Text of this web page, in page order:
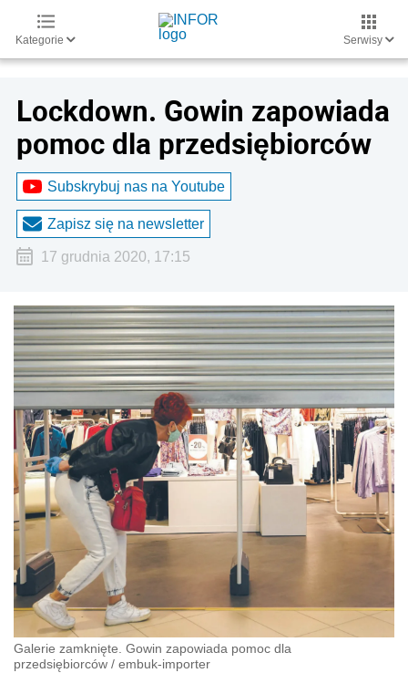
Kategorie Serwisy
Lockdown. Gowin zapowiada
pomoc dla przedsiębiorców
Subskrybuj nas na Youtube
Zapisz się na newsletter
17 grudnia 2020, 17:15
Galerie zamknięte. Gowin zapowiada pomoc dla
przedsiębiorców / embuk-importer